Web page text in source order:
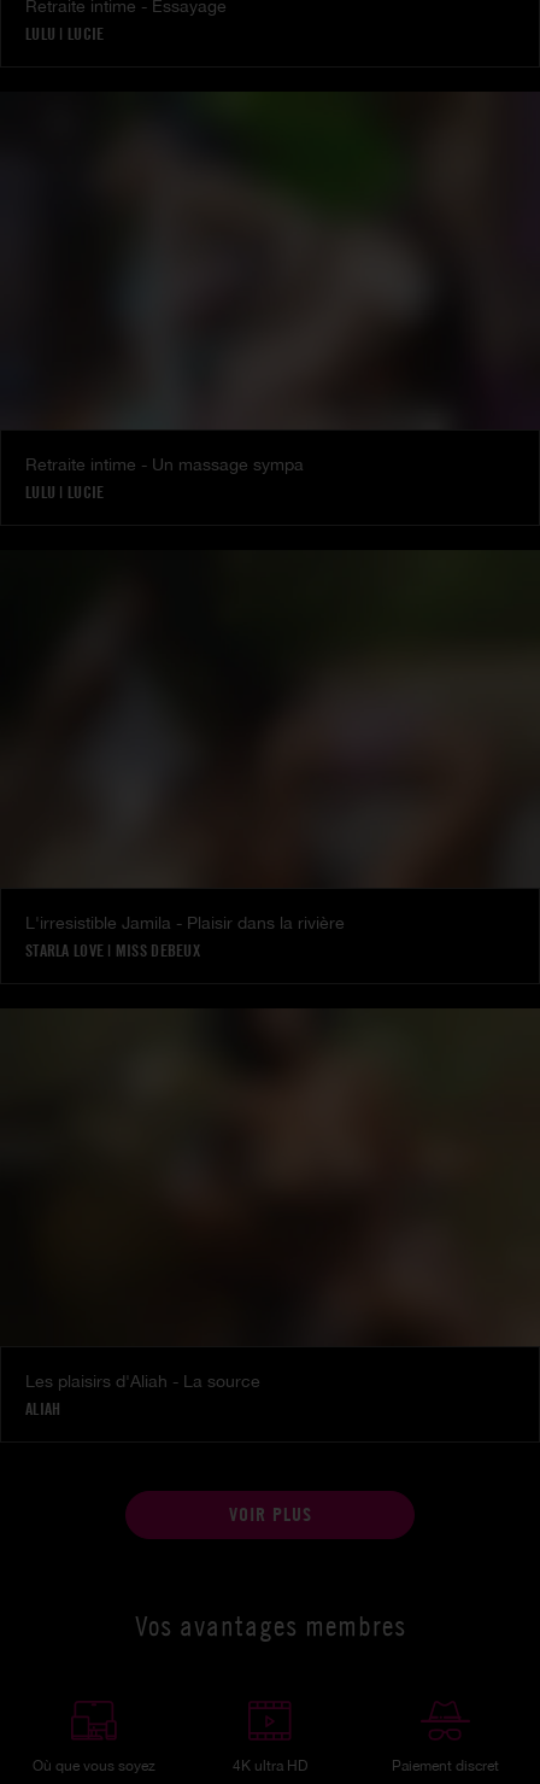
Retraite intime - Essayage
LULU | LUCIE
Retraite intime - Un massage sympa
LULU | LUCIE
L'irresistible Jamila - Plaisir dans la rivière
STARLA LOVE | MISS DEBEUX
Les plaisirs d'Aliah - La source
ALIAH
VOIR PLUS
Vos avantages membres
Où que vous soyez 4K ultra HD Paiement discret